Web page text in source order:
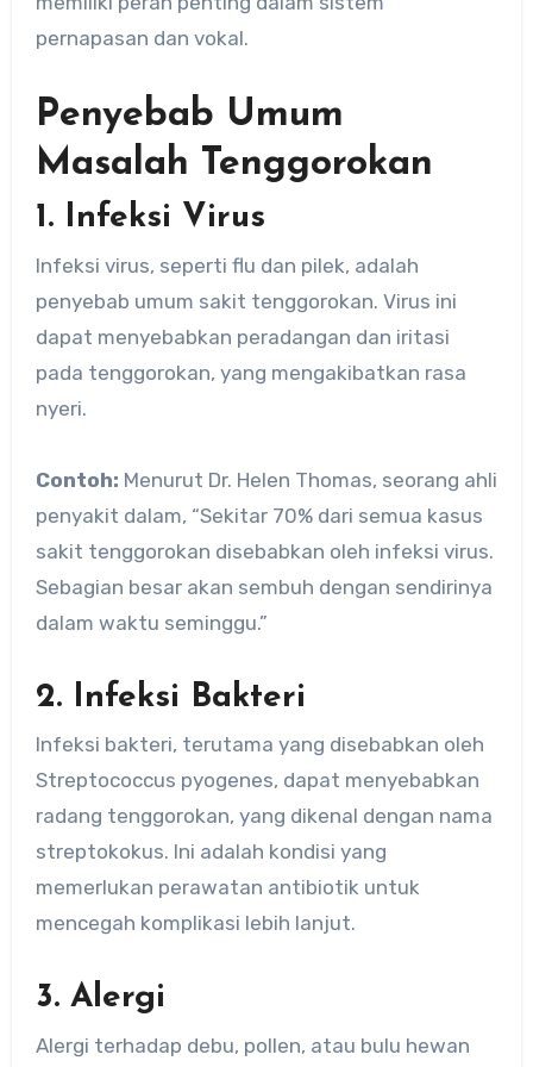
pernapasan dan vokal.
Penyebab Umum
Masalah Tenggorokan
1. Infeksi Virus
Infeksi virus, seperti flu dan pilek, adalah
penyebab umum sakit tenggorokan. Virus ini
dapat menyebabkan peradangan dan iritasi
pada tenggorokan, yang mengakibatkan rasa
nyeri.
Contoh: Menurut Dr. Helen Thomas, seorang ahli
penyakit dalam, “Sekitar 70% dari semua kasus
sakit tenggorokan disebabkan oleh infeksi virus.
Sebagian besar akan sembuh dengan sendirinya
dalam waktu seminggu.”
2. Infeksi Bakteri
Infeksi bakteri, terutama yang disebabkan oleh
Streptococcus pyogenes, dapat menyebabkan
radang tenggorokan, yang dikenal dengan nama
streptokokus. Ini adalah kondisi yang
memerlukan perawatan antibiotik untuk
mencegah komplikasi lebih lanjut.
3. Alergi
Alergi terhadap debu, pollen, atau bulu hewan